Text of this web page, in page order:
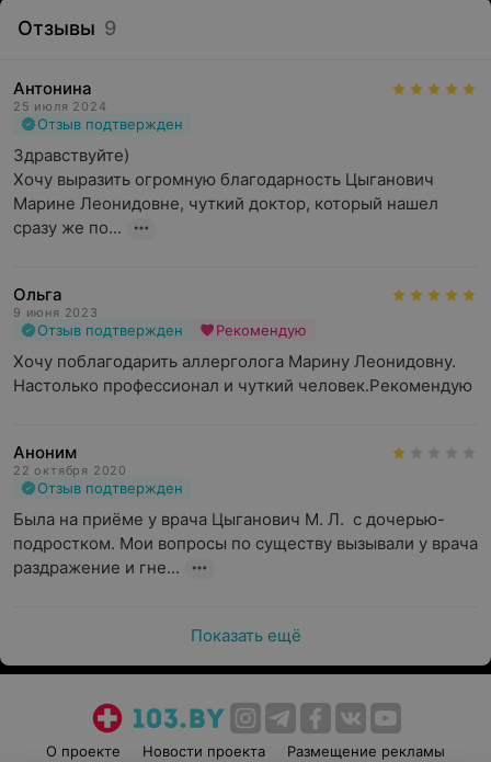
Отзывы 9
Антонина
25 июля 2024
Отзыв подтвержден
Здравствуйте)
Хочу выразить огромную благодарность Цыганович
Марине Леонидовне, чуткий доктор, который нашел
сразу же по...
Ольга
9 июня 2023
Отзыв подтвержден Рекомендую
Хочу поблагодарить аллерголога Марину Леонидовну.
Настолько профессионал и чуткий человек.Рекомендую
Аноним
22 октября 2020
Отзыв подтвержден
Была на приёме у врача Цыганович М. Л.  с дочерью-
подростком. Мои вопросы по существу вызывали у врача
раздражение и гне...
Показать ещё
О проекте Новости проекта Размещение рекламы